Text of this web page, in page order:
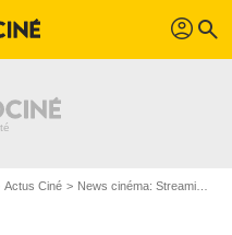
profil search
Actus Ciné News cinéma: Streaming